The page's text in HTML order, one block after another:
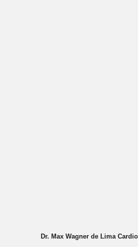
Dr. Max Wagner de Lima